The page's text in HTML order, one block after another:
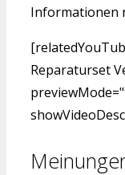
Informationen
Reparaturset